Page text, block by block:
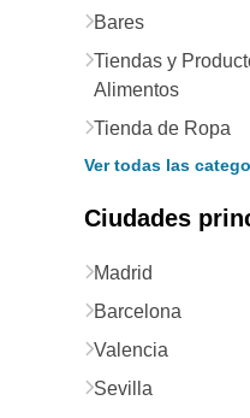
Bares
Tiendas y
Alimentos
Tienda de Ropa
Ver todas las
Ciudades
Madrid
Barcelona
Valencia
Sevilla